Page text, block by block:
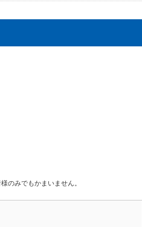
のみでもかまいません。